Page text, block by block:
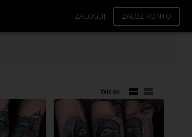
ZALOGUJ ZAŁÓŻ KONTO
Widok: